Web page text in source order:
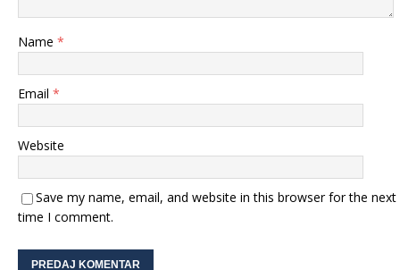
Name *
Email *
Website
Save my name, email, and website in this browser for the next
time I comment.